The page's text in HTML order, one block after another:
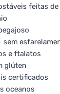
feitas de
sem
e ftalatos
glúten
certificados
oceanos